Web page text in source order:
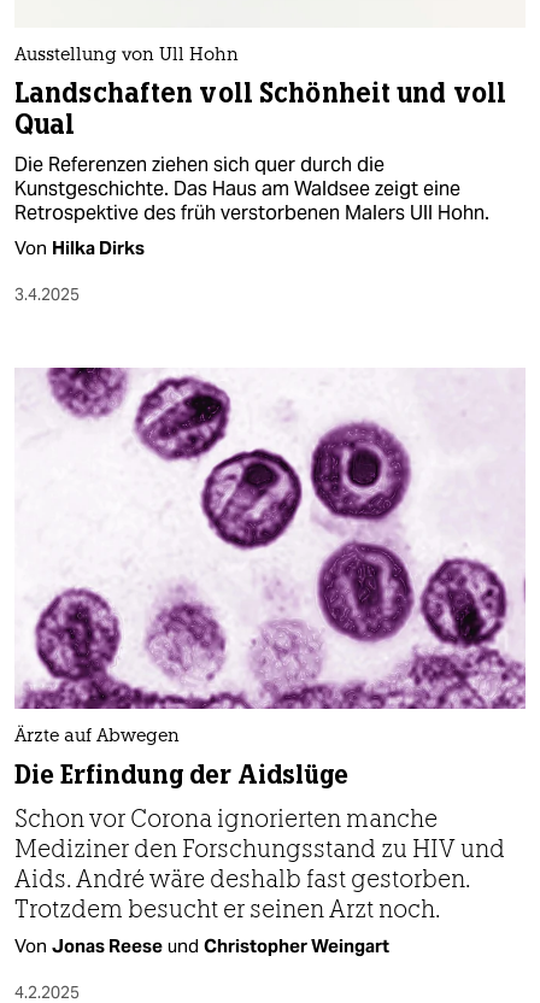
Ausstellung von Ull Hohn
Landschaften voll Schönheit und voll
Qual
Die Referenzen ziehen sich quer durch die
Kunstgeschichte. Das Haus am Waldsee zeigt eine
Retrospektive des früh verstorbenen Malers Ull Hohn.
Von Hilka Dirks
3.4.2025
Ärzte auf Abwegen
Die Erfindung der Aidslüge
Schon vor Corona ignorierten manche
Mediziner den Forschungsstand zu HIV und
Aids. André wäre deshalb fast gestorben.
Trotzdem besucht er seinen Arzt noch.
Von Jonas Reese und Christopher Weingart
4.2.2025